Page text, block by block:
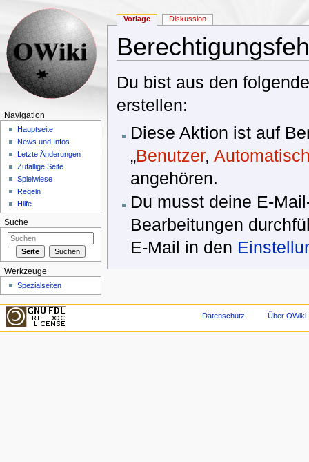
Du bist aus den
erstellen:
Diese Aktion ist auf
„Benutzer,
angehören.
Du musst deine E-
Bearbeitungen
E-Mail in den
Vorlage Diskussion
Navigation
Hauptseite
News und Infos
Letzte Änderungen
Zufällige Seite
Spielwiese
Regeln
Hilfe
Suche
Werkzeuge
Spezialseiten
Datenschutz Über OWiki